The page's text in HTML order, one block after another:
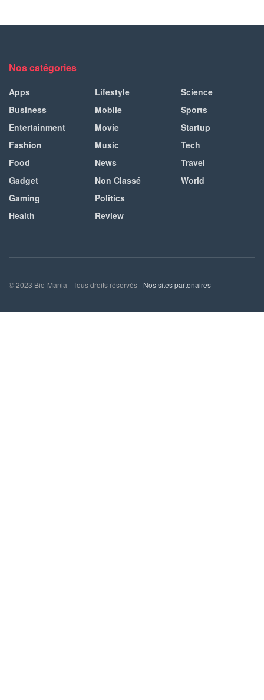
Nos catégories
Apps
Business
Entertainment
Fashion
Food
Gadget
Gaming
Health
Lifestyle
Mobile
Movie
Music
News
Non Classé
Politics
Review
Science
Sports
Startup
Tech
Travel
World
© 2023 Bio-Mania - Tous droits réservés - Nos sites partenaires